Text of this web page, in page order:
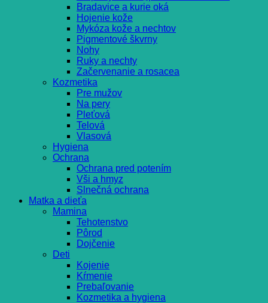
Bradavice a kurie oká
Hojenie kože
Mykóza kože a nechtov
Pigmentové škvrny
Nohy
Ruky a nechty
Začervenanie a rosacea
Kozmetika
Pre mužov
Na pery
Pleťová
Telová
Vlasová
Hygiena
Ochrana
Ochrana pred potením
Vši a hmyz
Slnečná ochrana
Matka a dieťa
Mamina
Tehotenstvo
Pôrod
Dojčenie
Deti
Kojenie
Kŕmenie
Prebaľovanie
Kozmetika a hygiena